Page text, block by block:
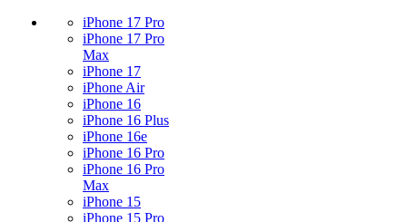
iPhone 17 Pro
iPhone 17 Pro
Max
iPhone 17
iPhone Air
iPhone 16
iPhone 16 Plus
iPhone 16e
iPhone 16 Pro
iPhone 16 Pro
Max
iPhone 15
iPhone 15 Pro